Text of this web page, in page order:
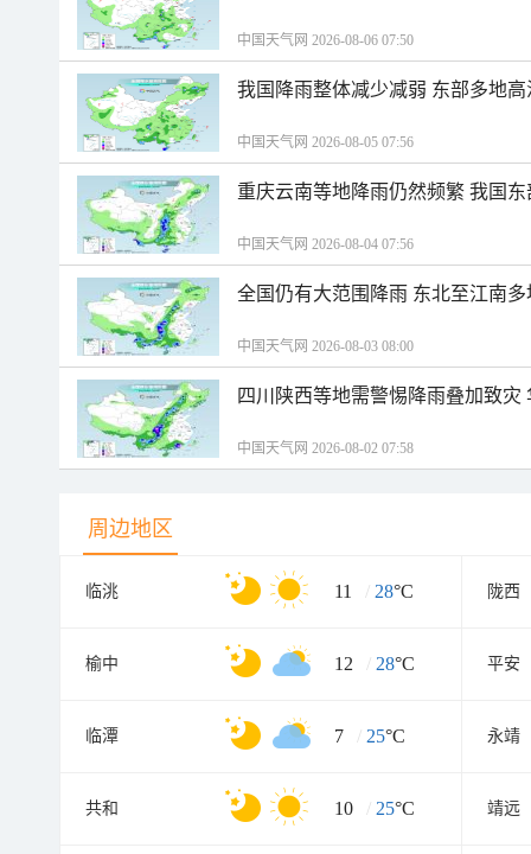
中国天气网 2026-08-06 07:50
我国降雨整体减少减弱 东部多地
中国天气网 2026-08-05 07:56
重庆云南等地降雨仍然频繁 我国
中国天气网 2026-08-04 07:56
全国仍有大范围降雨 东北至江南
中国天气网 2026-08-03 08:00
四川陕西等地需警惕降雨叠加致
中国天气网 2026-08-02 07:58
周边地区
临洮 11 / 28°C 陇西
榆中 12 / 28°C 平安
临潭 7 / 25°C 永靖
共和 10 / 25°C 靖远